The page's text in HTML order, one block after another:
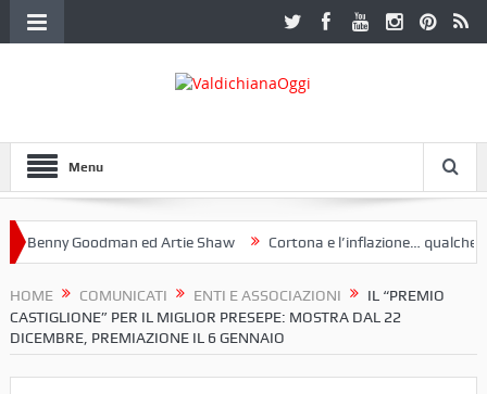
Menu
Goodman ed Artie Shaw Cortona e l’inflazione… qualche
HOME COMUNICATI ENTI E ASSOCIAZIONI
IL “PREMIO
CASTIGLIONE” PER IL MIGLIOR PRESEPE: MOSTRA DAL 22
DICEMBRE, PREMIAZIONE IL 6 GENNAIO